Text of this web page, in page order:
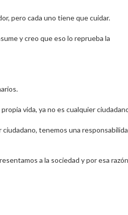
pero cada uno tiene que cuidar.
y creo que eso lo reprueba la
vida, ya no es cualquier
tenemos una
a la sociedad y por esa razón